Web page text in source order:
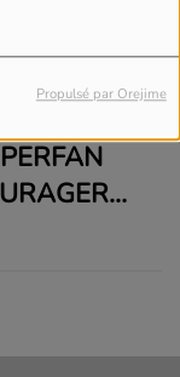
Propulsé par Orejime
EIN